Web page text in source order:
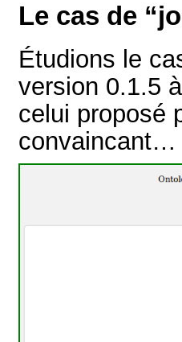
Le cas de
Étudions le
version 0.1.5
celui proposé
convaincant…